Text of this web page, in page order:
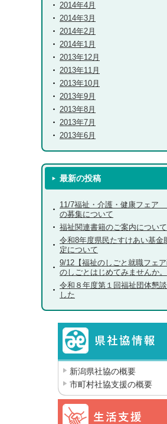
2014年4月
2014年3月
2014年2月
2014年1月
2013年12月
2013年11月
2013年10月
2013年9月
2013年8月
2013年7月
2013年6月
最新の投稿
11/7福祉・介護・健康フェア
の募集について
福祉関連書籍のご案内について
令和8年度県民たすけあい基金
定について
9/12【福祉のしごと就職フェ
のしごとはじめてみませんか。
令和８年度第１回福祉団体懇
した
新潟県社協の概要
市町村社協支援の概要